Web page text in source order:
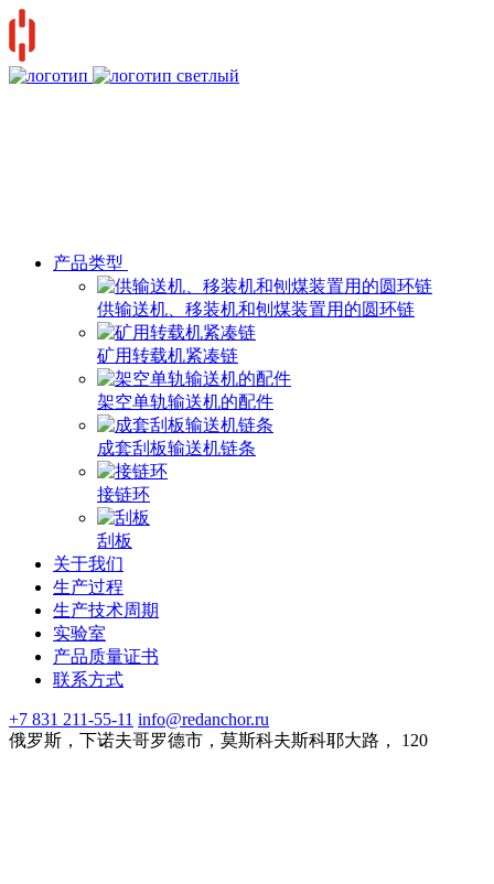
产品类型
供输送机、移装机和刨煤装置用的圆环链
矿用转载机紧凑链
架空单轨输送机的配件
成套刮板输送机链条
接链环
刮板
关于我们
生产过程
生产技术周期
实验室
产品质量证书
联系方式
+7 831 211-55-11 info@redanchor.ru
俄罗斯，下诺夫哥罗德市，莫斯科夫斯科耶大路， 120